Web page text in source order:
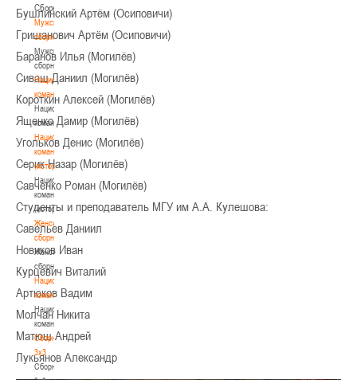
Сборные
Мужские
сборные
Мужские
сборные
Национальная
команда
Национальная
команда
Национальная
команда
(история)
Национальная
команда
(история)
Женские
сборные
Женские
сборные
Национальная
команда
Национальная
команда
Сборные
3х3
Сборные
Бушлинский Артём (Осиповичи)
Гришанович Артём (Осиповичи)
Баранов Илья (Могилёв)
Сиваш Даниил (Могилёв)
Короткин Алексей (Могилёв)
Ященко Дамир (Могилёв)
Угольков Денис (Могилёв)
Серик Назар (Могилёв)
Савченко Роман (Могилёв)
Студенты и преподаватель МГУ им А.А. Кулешова:
Савельев Даниил
Новиков Иван
Курцевич Виталий
Артюков Вадим
Молчан Никита
Матюш Андрей
Лукьянов Александр